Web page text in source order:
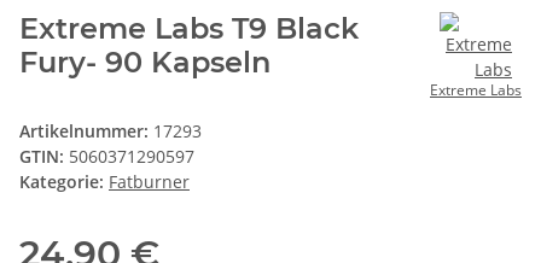
Extreme Labs
Extreme Labs T9 Black
Fury- 90 Kapseln
Artikelnummer: 17293
GTIN: 5060371290597
Kategorie: Fatburner
24,90 €